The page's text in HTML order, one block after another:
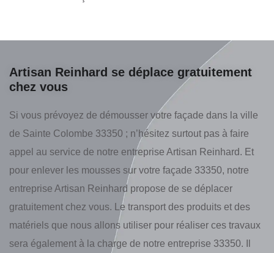
Artisan Reinhard se déplace gratuitement
chez vous
Si vous prévoyez de démousser votre façade dans la ville
de Sainte Colombe 33350 ; n’hésitez surtout pas à faire
appel au service de notre entreprise Artisan Reinhard. Et
pour enlever les mousses sur votre façade 33350, notre
entreprise Artisan Reinhard propose de se déplacer
gratuitement chez vous. Le transport des produits et des
matériels que nous allons utiliser pour réaliser ces travaux
sera également à la charge de notre entreprise 33350. Il